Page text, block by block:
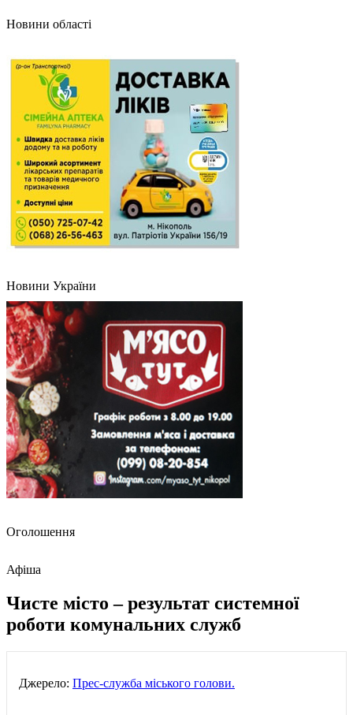
Новини області
Новини України
Оголошення
Афіша
Чисте місто – результат системної
роботи комунальних служб
Джерело: Прес-служба міського голови.